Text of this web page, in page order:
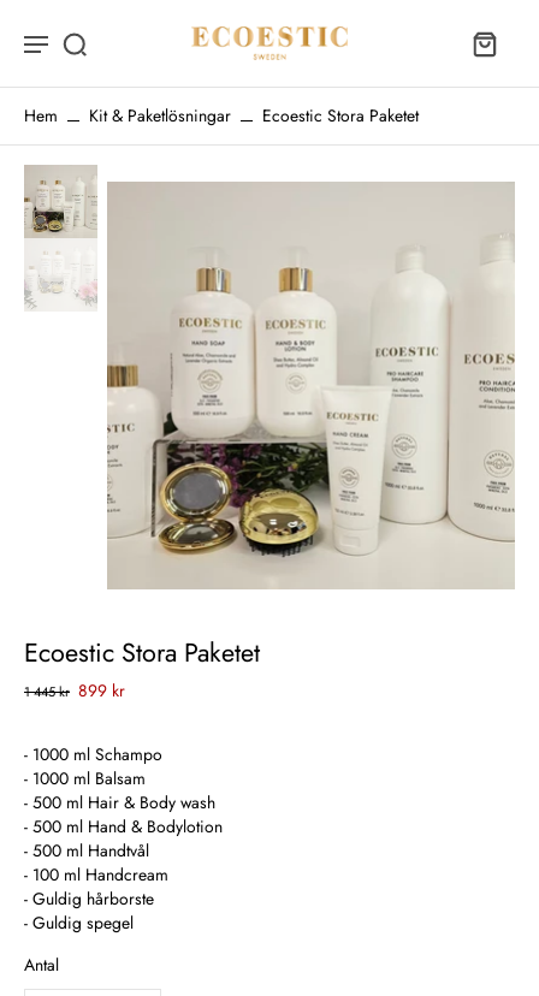
Hem Kit & Paketlösningar Ecoestic Stora Paketet
Ecoestic Stora Paketet
1 445 kr 899 kr
- 1000 ml Schampo
- 1000 ml Balsam
- 500 ml Hair & Body wash
- 500 ml Hand & Bodylotion
- 500 ml Handtvål
- 100 ml Handcream
- Guldig hårborste
- Guldig spegel
Antal